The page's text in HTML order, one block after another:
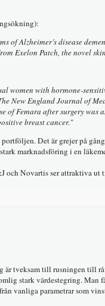
of Alzheimer’s disease
Exelon Patch, the novel
women with hormone-
New England Journal of
of Femara after surgery
breast cancer."
Det är grejer på
marknadsföring i en
och Novartis ser attraktiva ut
är tveksam till rusningen till
stark värdestegring.
vanliga parametrar som